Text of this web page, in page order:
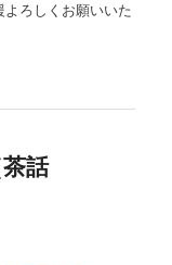
ろしくお願いいた
話